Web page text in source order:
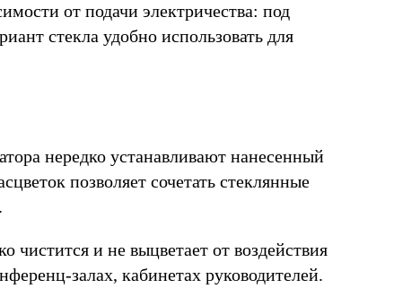
от подачи электричества: под
стекла удобно использовать для
нередко устанавливают нанесенный
позволяет сочетать стеклянные
и не выцветает от воздействия
залах, кабинетах руководителей.